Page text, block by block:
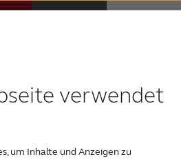
verwendet
um Inhalte und Anzeigen zu